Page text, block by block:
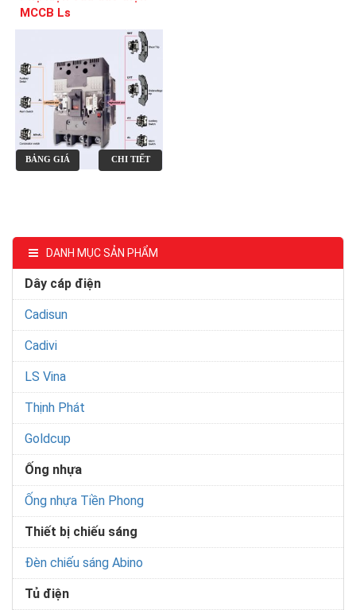
MCCB Ls
BẢNG GIÁ CHI TIẾT
DANH MỤC SẢN PHẨM
Dây cáp điện
Cadisun
Cadivi
LS Vina
Thịnh Phát
Goldcup
Ống nhựa
Ống nhựa Tiền Phong
Thiết bị chiếu sáng
Đèn chiếu sáng Abino
Tủ điện